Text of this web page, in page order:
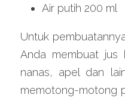
Air putih 200 ml
Untuk
Anda membuat jus
nanas, apel dan
memotong-motong